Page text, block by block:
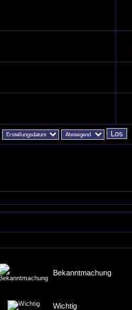
Bekanntmachung
Wichtig